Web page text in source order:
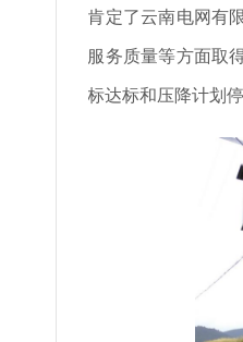
肯定了云南电网有
服务质量等方面取
标达标和压降计划